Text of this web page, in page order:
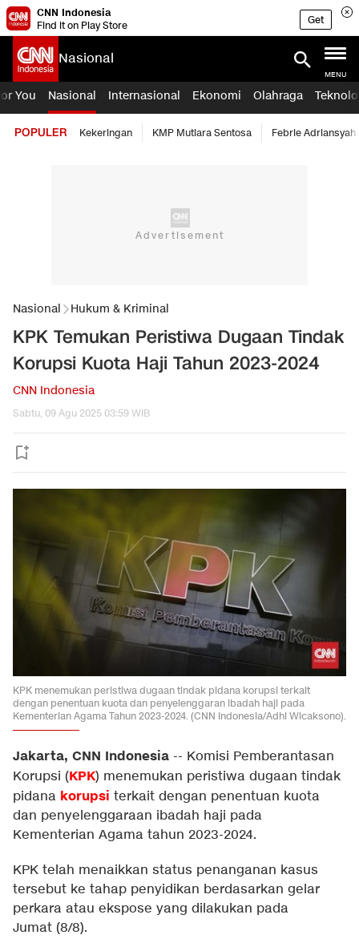
CNN Indonesia
Find it on Play Store
Get
Nasional
MENU
You Nasional Internasional Ekonomi Olahraga
POPULER Kekeringan KMP Mutiara Sentosa Febrie Adriansyah
Nasional Hukum & Kriminal
KPK Temukan Peristiwa Dugaan Tindak
Korupsi Kuota Haji Tahun 2023-2024
CNN Indonesia
Sabtu, 09 Agu 2025 03:59 WIB
KPK menemukan peristiwa dugaan tindak pidana korupsi terkait
dengan penentuan kuota dan penyelenggaran ibadah haji pada
Kementerian Agama Tahun 2023-2024. (CNN Indonesia/Adhi Wicaksono).
Jakarta, CNN Indonesia -- Komisi Pemberantasan
Korupsi (KPK) menemukan peristiwa dugaan tindak
pidana korupsi terkait dengan penentuan kuota
dan penyelenggaraan ibadah haji pada
Kementerian Agama tahun 2023-2024.
KPK telah menaikkan status penanganan kasus
tersebut ke tahap penyidikan berdasarkan gelar
perkara atau ekspose yang dilakukan pada
Jumat (8/8).